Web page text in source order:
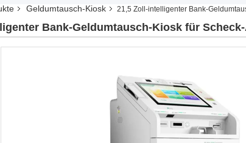
Geldumtausch-Kiosk 21,5 Zoll-intelligenter Bank-
Bank-Geldumtausch-Kiosk für